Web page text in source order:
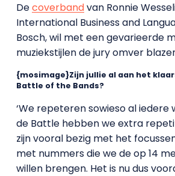
Decoverbandvan Ronnie
International Business and
Bosch, wil met een gevarieerde
muziekstijlen de jury omver
{mosimage}Zijn jullie al aan het
Battle of the Bands?
‘We repeteren sowieso al iedere
de Battle hebben we extra
zijn vooral bezig met het
met nummers die we de op 14
willen brengen. Het is nu dus